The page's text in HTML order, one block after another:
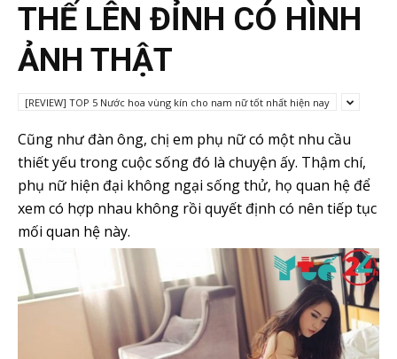
THẾ LÊN ĐỈNH CÓ HÌNH
ẢNH THẬT
[REVIEW] TOP 5 Nước hoa vùng kín cho nam nữ tốt nhất hiện nay
Cũng như đàn ông, chị em phụ nữ có một nhu cầu
thiết yếu trong cuộc sống đó là chuyện ấy. Thậm chí,
phụ nữ hiện đại không ngại sống thử, họ quan hệ để
xem có hợp nhau không rồi quyết định có nên tiếp tục
mối quan hệ này.